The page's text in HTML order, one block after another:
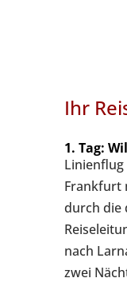
Ihr
1. Tag:
Frankfurt
durch die
nach
zwei